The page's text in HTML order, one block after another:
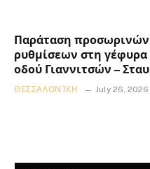
Παράταση
ρυθμίσεων στη γέφυρα
οδού Γιαννιτσών –
ΘΕΣΣΑΛΟΝΊΚΗ July 26, 2026